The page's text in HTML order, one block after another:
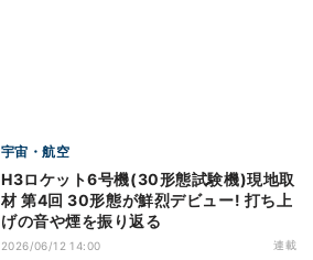
宇宙・航空
H3ロケット6号機(30形態試験機)現地取
材 第4回 30形態が鮮烈デビュー! 打ち上
げの音や煙を振り返る
2026/06/12 14:00 連載